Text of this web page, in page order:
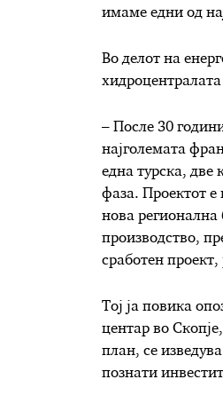
имаме едни од
Во делот на
– После 30
најголемата
една турска, две
фаза. Проектот е
нова регионална
производство,
сработен проект,
Тој ја повика
центар во
план, се
познати